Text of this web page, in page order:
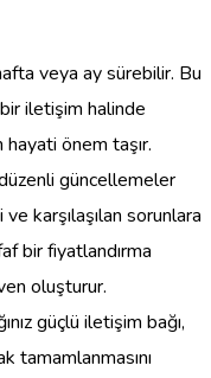
veya ay sürebilir. Bu
iletişim halinde
önem taşır.
güncellemeler
ve karşılaşılan sorunlara
bir fiyatlandırma
oluşturur.
güçlü iletişim bağı,
tamamlanmasını